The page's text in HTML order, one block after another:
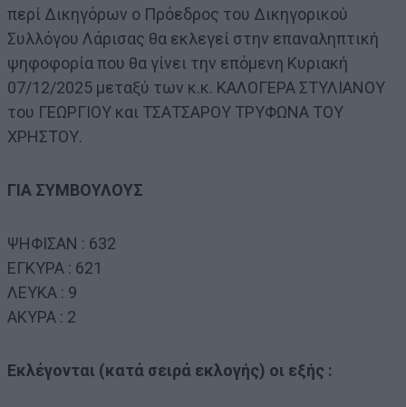
περί Δικηγόρων ο Πρόεδρος του Δικηγορικού
Συλλόγου Λάρισας θα εκλεγεί στην επαναληπτική
ψηφοφορία που θα γίνει την επόμενη Κυριακή
07/12/2025 μεταξύ των κ.κ. ΚΑΛΟΓΕΡΑ ΣΤΥΛΙΑΝΟΥ
του ΓΕΩΡΓΙΟΥ και ΤΣΑΤΣΑΡΟΥ ΤΡΥΦΩΝΑ ΤΟΥ
ΧΡΗΣΤΟΥ.
ΓΙΑ ΣΥΜΒΟΥΛΟΥΣ
ΨΗΦΙΣΑΝ : 632
ΕΓΚΥΡΑ : 621
ΛΕΥΚΑ : 9
ΑΚΥΡΑ : 2
Εκλέγονται (κατά σειρά εκλογής) οι εξής :